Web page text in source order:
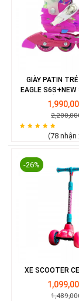
GIÀY PATIN TRẺ
EAGLE
HỒNG/
(78 nhận
-26%
XE SCOOTER